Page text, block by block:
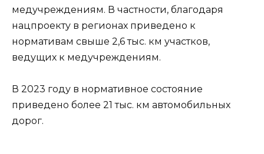
медучреждениям. В частности, благодаря
нацпроекту в регионах приведено к
нормативам свыше 2,6 тыс. км участков,
ведущих к медучреждениям.
В 2023 году в нормативное состояние
приведено более 21 тыс. км автомобильных
дорог.